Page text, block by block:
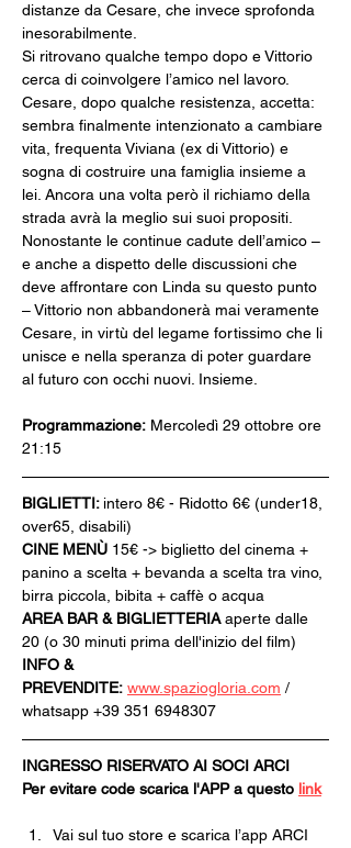
distanze da Cesare, che invece sprofonda
inesorabilmente.
Si ritrovano qualche tempo dopo e Vittorio
cerca di coinvolgere l’amico nel lavoro.
Cesare, dopo qualche resistenza, accetta:
sembra finalmente intenzionato a cambiare
vita, frequenta Viviana (ex di Vittorio) e
sogna di costruire una famiglia insieme a
lei. Ancora una volta però il richiamo della
strada avrà la meglio sui suoi propositi.
Nonostante le continue cadute dell’amico –
e anche a dispetto delle discussioni che
deve affrontare con Linda su questo punto
– Vittorio non abbandonerà mai veramente
Cesare, in virtù del legame fortissimo che li
unisce e nella speranza di poter guardare
al futuro con occhi nuovi. Insieme.
Programmazione: Mercoledì 29 ottobre ore
21:15
BIGLIETTI: intero 8€ - Ridotto 6€ (under18,
over65, disabili)
CINE MENÙ 15€ -> biglietto del cinema +
panino a scelta + bevanda a scelta tra vino,
birra piccola, bibita + caffè o acqua
AREA BAR & BIGLIETTERIA aperte dalle
20 (o 30 minuti prima dell'inizio del film)
INFO &
PREVENDITE: www.spaziogloria.com /
whatsapp +39 351 6948307
INGRESSO RISERVATO AI SOCI ARCI
Per evitare code scarica l'APP a questo link
Vai sul tuo store e scarica l’app ARCI